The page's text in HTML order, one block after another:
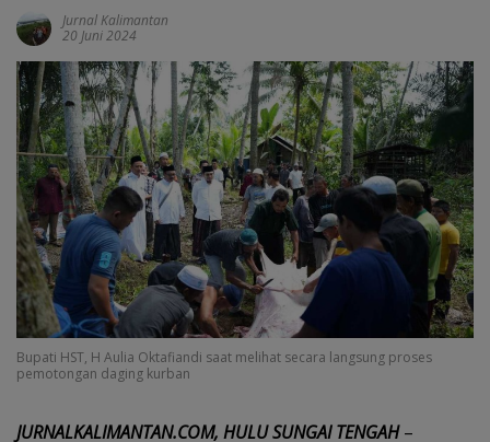
Jurnal Kalimantan
20 Juni 2024
Bupati HST, H Aulia Oktafiandi saat melihat secara langsung proses
pemotongan daging kurban
JURNALKALIMANTAN.COM, HULU SUNGAI TENGAH–